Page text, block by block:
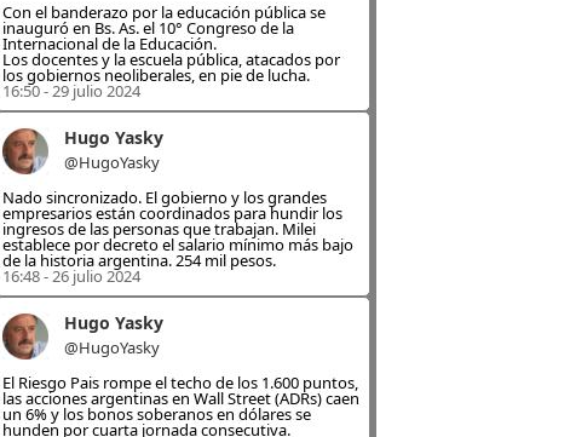
Con el banderazo por la educación pública se
inauguró en Bs. As. el 10° Congreso de la
Internacional de la Educación.
Los docentes y la escuela pública, atacados por
los gobiernos neoliberales, en pie de lucha.
16:50 - 29 julio 2024
Hugo Yasky
@HugoYasky
Nado sincronizado. El gobierno y los grandes
empresarios están coordinados para hundir los
ingresos de las personas que trabajan. Milei
establece por decreto el salario mínimo más bajo
de la historia argentina. 254 mil pesos.
16:48 - 26 julio 2024
Hugo Yasky
@HugoYasky
El Riesgo Pais rompe el techo de los 1.600 puntos,
las acciones argentinas en Wall Street (ADRs) caen
un 6% y los bonos soberanos en dólares se
hunden por cuarta jornada consecutiva.